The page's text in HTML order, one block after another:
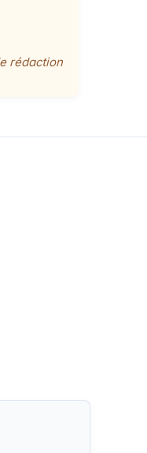
rédaction